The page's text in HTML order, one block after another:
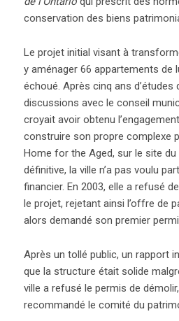
conservation des biens
Le projet initial visant à
y aménager 66 appartements de
échoué. Après cinq ans d’études
discussions avec le conseil
croyait avoir obtenu
construire son propre complexe
Home for the Aged, sur le site du
définitive, la ville n’a pas voulu
financier. En 2003, elle a refusé
le projet, rejetant ainsi l’offre de
alors demandé son premier
Après un tollé public, un rapport
que la structure était solide
ville a refusé le permis de
recommandé le comité du